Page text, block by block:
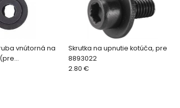
vnútorná na
405223-10
Skrutka na upnutie kotúča, pre
8893022
2.80 €